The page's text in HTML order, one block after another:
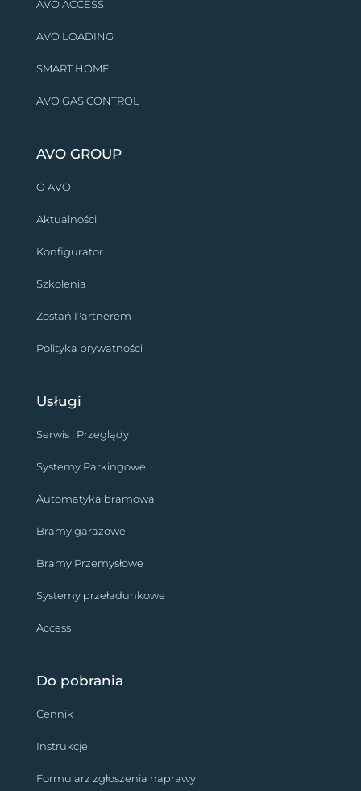
AVO ACCESS
AVO LOADING
SMART HOME
AVO GAS CONTROL
AVO GROUP
O AVO
Aktualności
Konfigurator
Szkolenia
Zostań Partnerem
Polityka prywatności
Usługi
Serwis i Przeglądy
Systemy Parkingowe
Automatyka bramowa
Bramy garażowe
Bramy Przemysłowe
Systemy przeładunkowe
Access
Do pobrania
Cennik
Instrukcje
Formularz zgłoszenia naprawy